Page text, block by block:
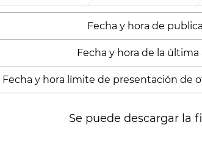
Fecha y hora de
Fecha y hora de la última
Fecha y hora límite de presentación de
Se puede descargar la